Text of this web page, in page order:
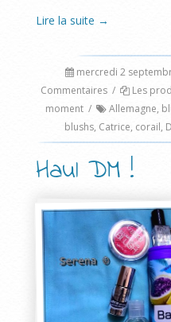
Lire la suite →
mercredi 2
Commentaires / Les
moment / Allemagne,
blushs, Catrice, corail,
Haul DM !